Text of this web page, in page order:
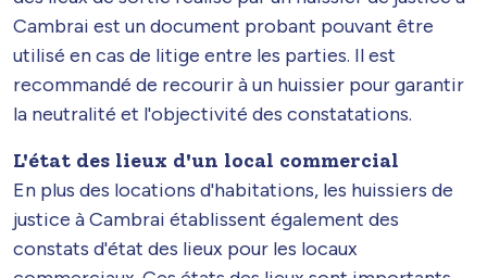
Cambrai est un document probant pouvant être
utilisé en cas de litige entre les parties. Il est
recommandé de recourir à un huissier pour garantir
la neutralité et l'objectivité des constatations.
L'état des lieux d'un local commercial
En plus des locations d'habitations, les huissiers de
justice à Cambrai établissent également des
constats d'état des lieux pour les locaux